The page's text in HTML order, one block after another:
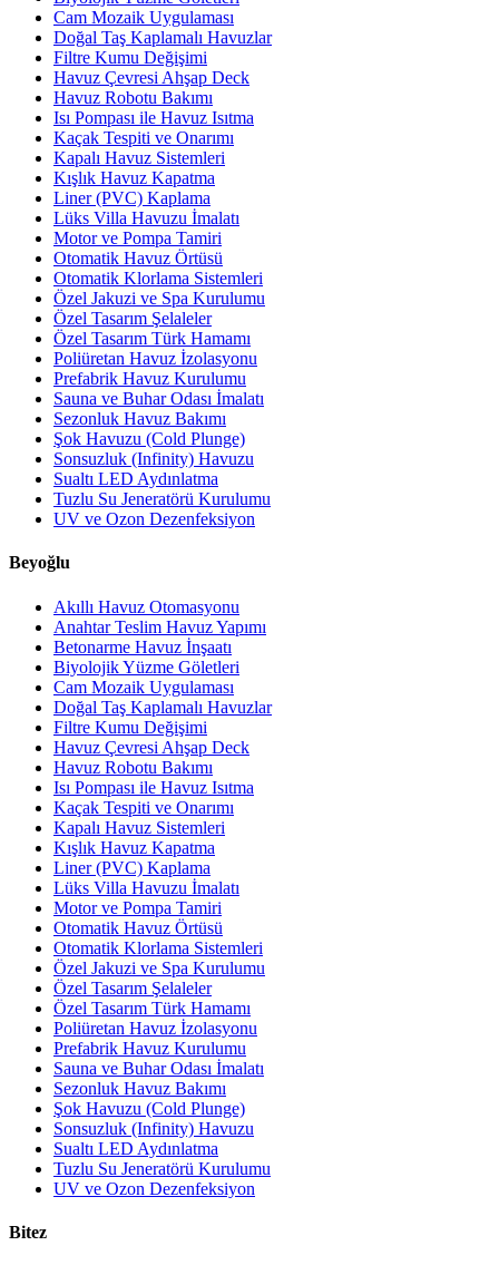
Cam Mozaik Uygulaması
Doğal Taş Kaplamalı Havuzlar
Filtre Kumu Değişimi
Havuz Çevresi Ahşap Deck
Havuz Robotu Bakımı
Isı Pompası ile Havuz Isıtma
Kaçak Tespiti ve Onarımı
Kapalı Havuz Sistemleri
Kışlık Havuz Kapatma
Liner (PVC) Kaplama
Lüks Villa Havuzu İmalatı
Motor ve Pompa Tamiri
Otomatik Havuz Örtüsü
Otomatik Klorlama Sistemleri
Özel Jakuzi ve Spa Kurulumu
Özel Tasarım Şelaleler
Özel Tasarım Türk Hamamı
Poliüretan Havuz İzolasyonu
Prefabrik Havuz Kurulumu
Sauna ve Buhar Odası İmalatı
Sezonluk Havuz Bakımı
Şok Havuzu (Cold Plunge)
Sonsuzluk (Infinity) Havuzu
Sualtı LED Aydınlatma
Tuzlu Su Jeneratörü Kurulumu
UV ve Ozon Dezenfeksiyon
Beyoğlu
Akıllı Havuz Otomasyonu
Anahtar Teslim Havuz Yapımı
Betonarme Havuz İnşaatı
Biyolojik Yüzme Göletleri
Cam Mozaik Uygulaması
Doğal Taş Kaplamalı Havuzlar
Filtre Kumu Değişimi
Havuz Çevresi Ahşap Deck
Havuz Robotu Bakımı
Isı Pompası ile Havuz Isıtma
Kaçak Tespiti ve Onarımı
Kapalı Havuz Sistemleri
Kışlık Havuz Kapatma
Liner (PVC) Kaplama
Lüks Villa Havuzu İmalatı
Motor ve Pompa Tamiri
Otomatik Havuz Örtüsü
Otomatik Klorlama Sistemleri
Özel Jakuzi ve Spa Kurulumu
Özel Tasarım Şelaleler
Özel Tasarım Türk Hamamı
Poliüretan Havuz İzolasyonu
Prefabrik Havuz Kurulumu
Sauna ve Buhar Odası İmalatı
Sezonluk Havuz Bakımı
Şok Havuzu (Cold Plunge)
Sonsuzluk (Infinity) Havuzu
Sualtı LED Aydınlatma
Tuzlu Su Jeneratörü Kurulumu
UV ve Ozon Dezenfeksiyon
Bitez